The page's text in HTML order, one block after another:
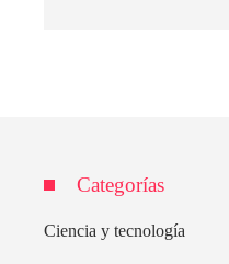
Categorías
Ciencia y tecnología